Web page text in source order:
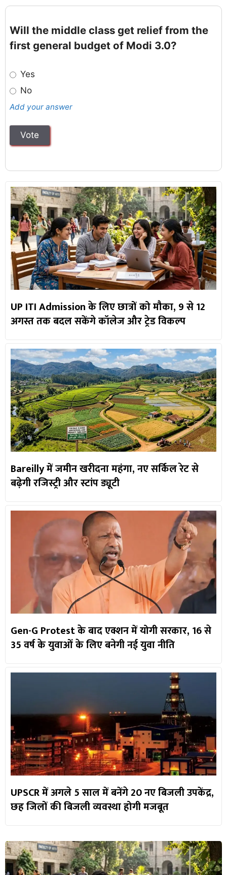
Will the middle class get relief from the
first general budget of Modi 3.0?
Yes
No
Add your answer
UP ITI Admission के लिए छात्रों को मौका, 9 से 12
अगस्त तक बदल सकेंगे कॉलेज और ट्रेड विकल्प
Bareilly में जमीन खरीदना महंगा, नए सर्किल रेट से
बढ़ेगी रजिस्ट्री और स्टांप ड्यूटी
Gen-G Protest के बाद एक्शन में योगी सरकार, 16 से
35 वर्ष के युवाओं के लिए बनेगी नई युवा नीति
UPSCR में अगले 5 साल में बनेंगे 20 नए बिजली उपकेंद्र,
छह जिलों की बिजली व्यवस्था होगी मजबूत